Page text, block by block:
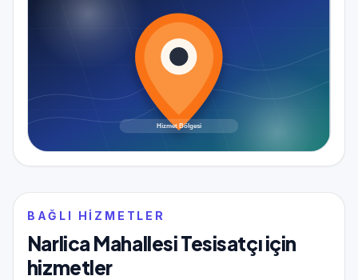
BAĞLI HIZMETLER
Narlica Mahallesi Tesisatçı için
hizmetler